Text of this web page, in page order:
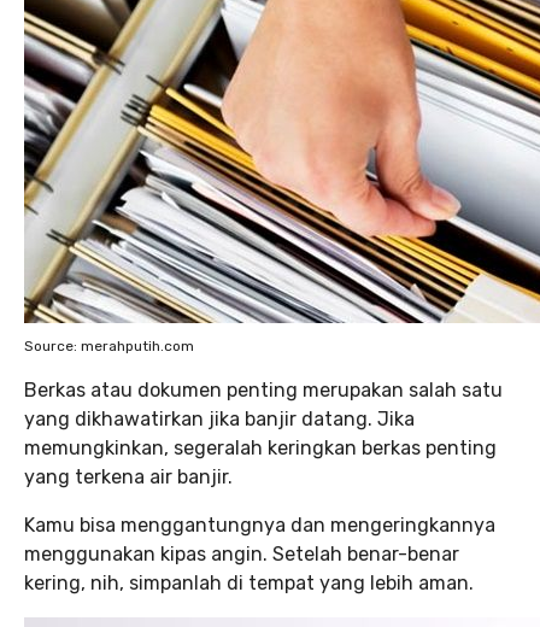
Source: merahputih.com
Berkas atau dokumen penting merupakan salah satu
yang dikhawatirkan jika banjir datang. Jika
memungkinkan, segeralah keringkan berkas penting
yang terkena air banjir.
Kamu bisa menggantungnya dan mengeringkannya
menggunakan kipas angin. Setelah benar-benar
kering, nih, simpanlah di tempat yang lebih aman.